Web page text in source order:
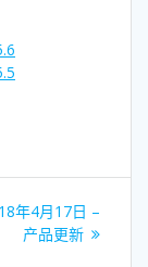
年4月17日 –
产品更新